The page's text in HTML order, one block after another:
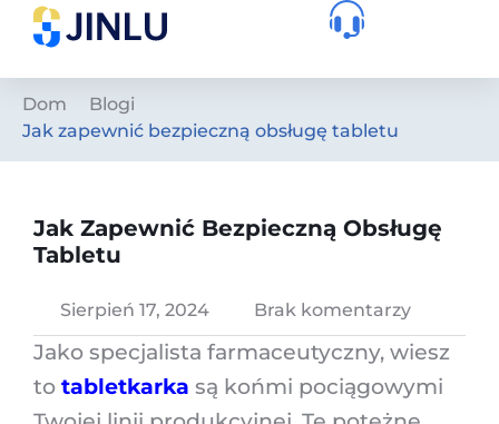
Dom
Blogi
Jak zapewnić bezpieczną obsługę tabletu
Jak Zapewnić Bezpieczną Obsługę
Tabletu
Sierpień 17, 2024 Brak komentarzy
Jako specjalista farmaceutyczny, wiesz
to tabletkarka są końmi pociągowymi